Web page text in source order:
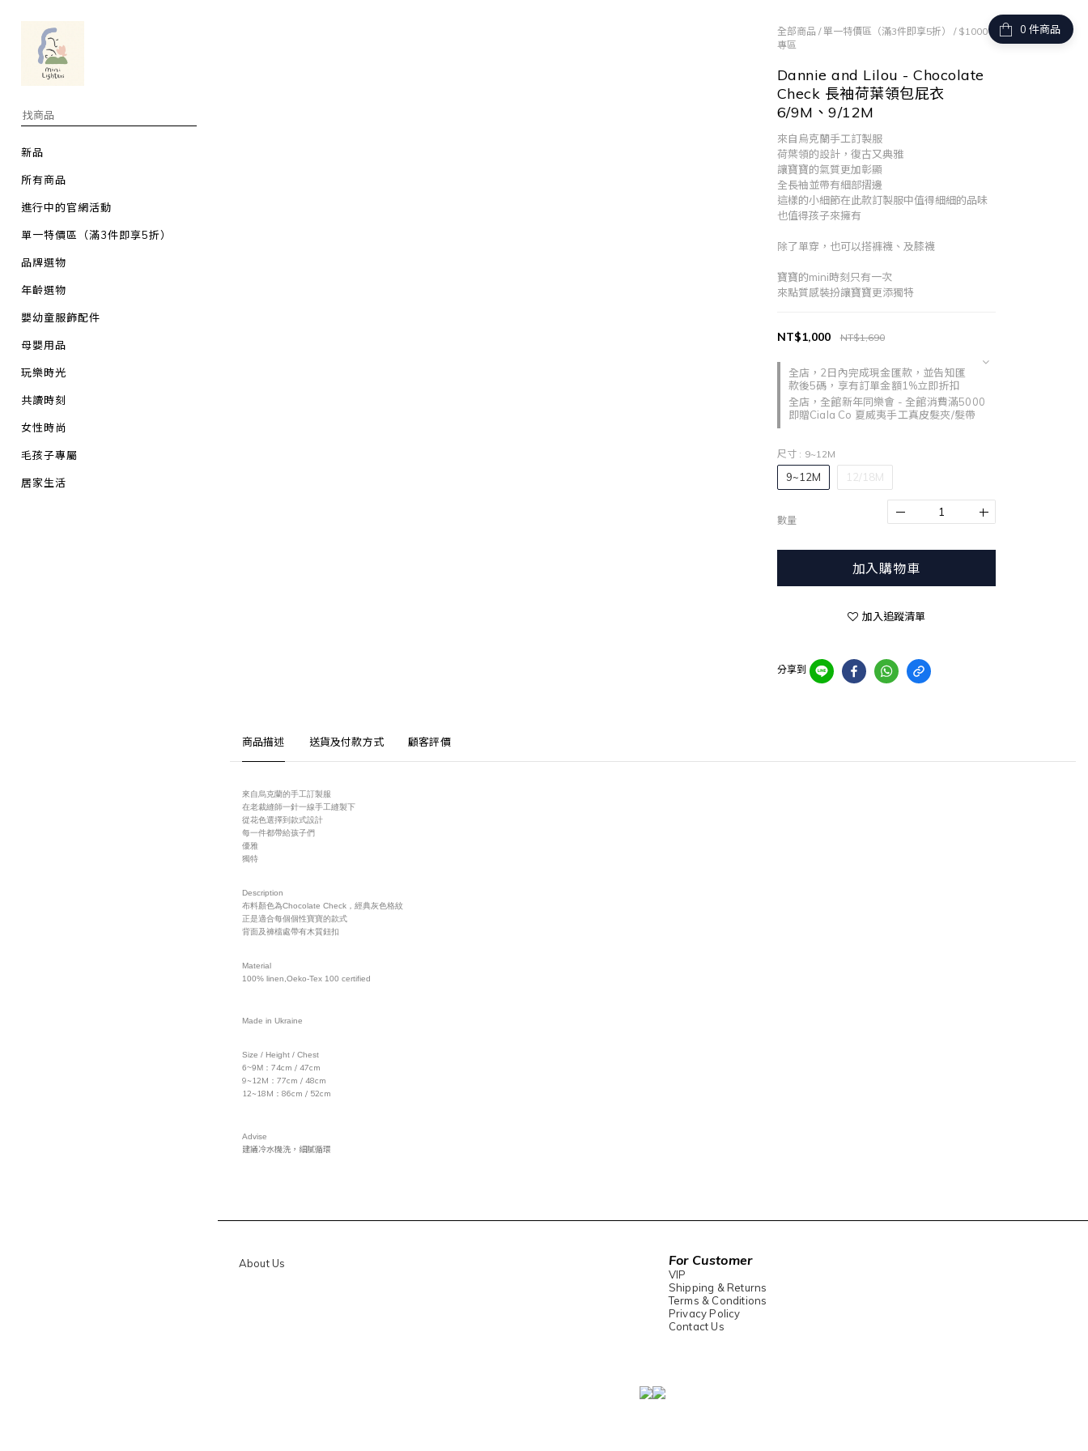
新品
所有商品
進行中的官網活動
單一特價區（滿3件即享5折）
品牌選物
年齡選物
嬰幼童服飾配件
母嬰用品
玩樂時光
共讀時刻
女性時尚
毛孩子專屬
居家生活
件商品
全部商品 /單一特價區（滿3件即享5折） / $1000
專區
Dannie and Lilou - Chocolate
Check 長袖荷葉領包屁衣
6/9M、9/12M
來自烏克蘭手工訂製服
荷葉領的設計，復古又典雅
讓寶寶的氣質更加彰顯
全長袖並帶有細部摺邊
這樣的小細節在此款訂製服中值得細細的品味
也值得孩子來擁有
除了單穿，也可以搭褲襪、及膝襪
寶寶的mini時刻只有一次
來點質感裝扮讓寶寶更添獨特
全店，2日內完成現金匯款，並告知匯
款後5碼，享有訂單金額1%立即折扣
全店，全館新年同樂會 - 全館消費滿5000
即贈Ciala Co 夏威夷手工真皮髮夾/髮帶
NT$1,690
NT$1,000
尺寸 : 9~12M
9~12M 12/18M
數量
加入購物車
加入追蹤清單
分享到
商品描述 送貨及付款方式 顧客評價
來自烏克蘭的手工訂製服
在老裁縫師一針一線手工縫製下
從花色選擇到款式設計
每一件都帶給孩子們
優雅
獨特
Description
布料顏色為Chocolate Check，經典灰色格紋
正是適合每個個性寶寶的款式
背面及褲檔處帶有木質鈕扣
Material
100% linen,Oeko-Tex 100 certified
Made in Ukraine
Size / Height / Chest
6~9M： 74cm / 47cm
9~12M ： 77cm / 48cm
12~18M ： 86cm / 52cm
Advise
建議冷水機洗，細膩循環
About Us For Customer
VIP
Shipping & Returns
Terms & Conditions
Privacy Policy
Contact Us